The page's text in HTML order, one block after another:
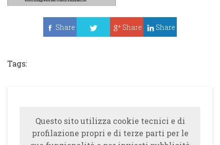
Share
Share Share
Tags:
Questo sito utilizza cookie tecnici e di
profilazione propri e di terze parti per le